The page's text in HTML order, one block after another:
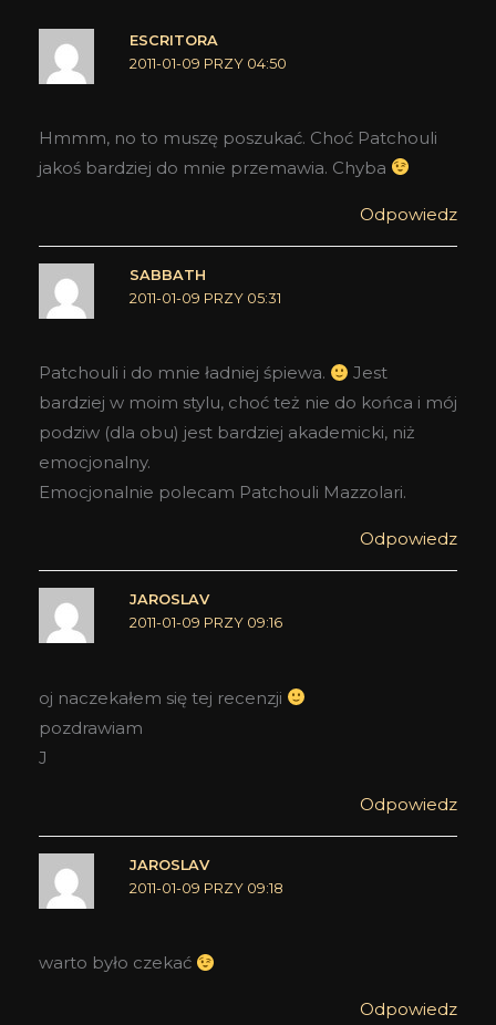
ESCRITORA
2011-01-09 PRZY 04:50
Hmmm, no to muszę poszukać. Choć Patchouli
jakoś bardziej do mnie przemawia. Chyba
Odpowiedz
SABBATH
2011-01-09 PRZY 05:31
Patchouli i do mnie ładniej śpiewa.
Jest
bardziej w moim stylu, choć też nie do końca i mój
podziw (dla obu) jest bardziej akademicki, niż
emocjonalny.
Emocjonalnie polecam Patchouli Mazzolari.
Odpowiedz
JAROSLAV
2011-01-09 PRZY 09:16
oj naczekałem się tej recenzji
pozdrawiam
J
Odpowiedz
JAROSLAV
2011-01-09 PRZY 09:18
warto było czekać
Odpowiedz